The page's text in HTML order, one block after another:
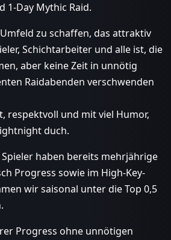
1-Day Mythic Raid.
zu schaffen, das attraktiv
Schichtarbeiter und alle ist, die
aber keine Zeit in unnötig
Raidabenden verschwenden
respektvoll und mit viel Humor,
duch.
haben bereits mehrjährige
Progress sowie im High-Key-
wir saisonal unter die Top 0,5
Progress ohne unnötigen